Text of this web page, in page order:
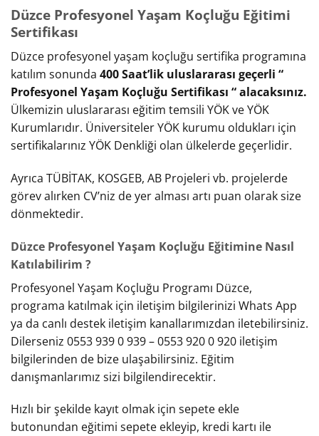
Düzce Profesyonel Yaşam Koçluğu Eğitimi
Sertifikası
Düzce profesyonel yaşam koçluğu sertifika programına
katılım sonunda 400 Saat’lik uluslararası geçerli “
Profesyonel Yaşam Koçluğu Sertifikası “ alacaksınız.
Ülkemizin uluslararası eğitim temsili YÖK ve YÖK
Kurumlarıdır. Üniversiteler YÖK kurumu oldukları için
sertifikalarınız YÖK Denkliği olan ülkelerde geçerlidir.
Ayrıca TÜBİTAK, KOSGEB, AB Projeleri vb. projelerde
görev alırken CV’niz de yer alması artı puan olarak size
dönmektedir.
Düzce Profesyonel Yaşam Koçluğu Eğitimine Nasıl
Katılabilirim ?
Profesyonel Yaşam Koçluğu Programı Düzce,
programa katılmak için iletişim bilgilerinizi Whats App
ya da canlı destek iletişim kanallarımızdan iletebilirsiniz.
Dilerseniz 0553 939 0 939 – 0553 920 0 920 iletişim
bilgilerinden de bize ulaşabilirsiniz. Eğitim
danışmanlarımız sizi bilgilendirecektir.
Hızlı bir şekilde kayıt olmak için sepete ekle
butonundan eğitimi sepete ekleyip, kredi kartı ile